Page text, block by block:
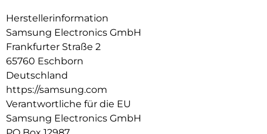
Herstellerinformation
Samsung Electronics GmbH
Frankfurter Straße 2
65760 Eschborn
Deutschland
https://samsung.com
Verantwortliche für die EU
Samsung Electronics GmbH